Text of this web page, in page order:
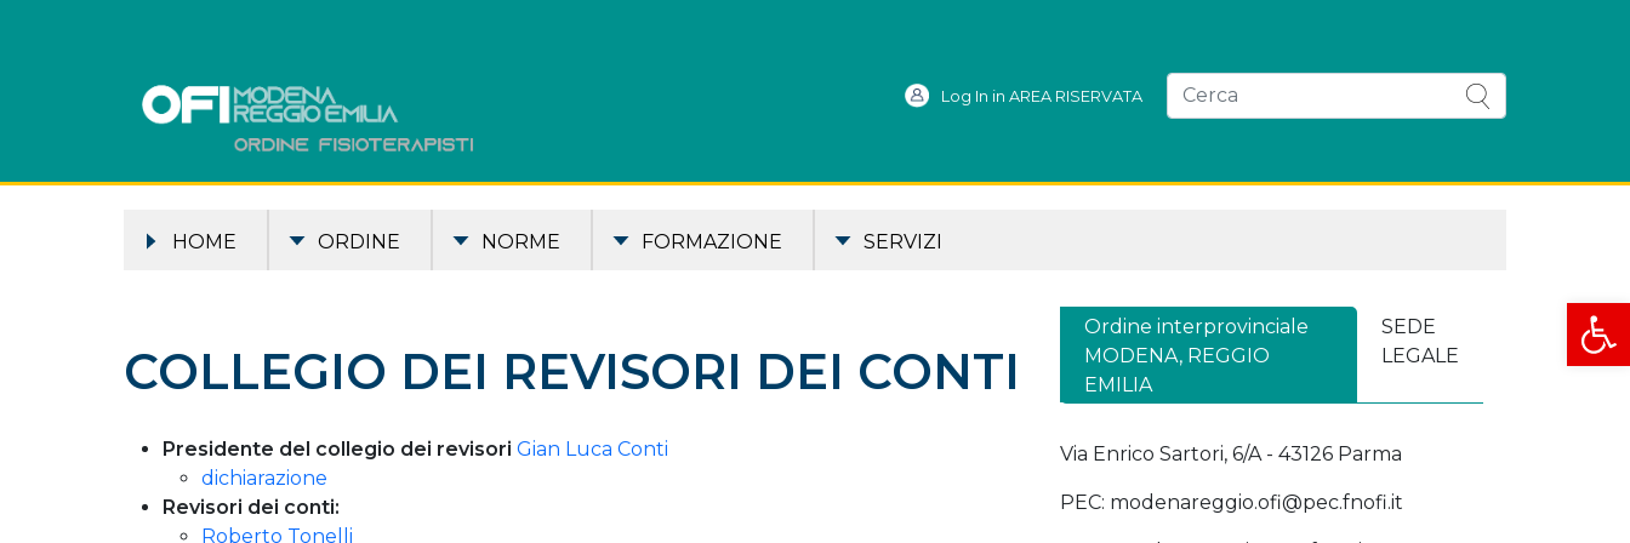
Apri
Log In in AREA RISERVATA
HOME ORDINE NORME FORMAZIONE SERVIZI
COLLEGIO DEI REVISORI DEI CONTI
Presidente del collegio dei revisori Gian Luca Conti
dichiarazione
Revisori dei conti:
Roberto Tonelli
Ordine interprovinciale
MODENA, REGGIO
EMILIA
SEDE
LEGALE
Via Enrico Sartori, 6/A - 43126 Parma
PEC: modenareggio.ofi@pec.fnofi.it